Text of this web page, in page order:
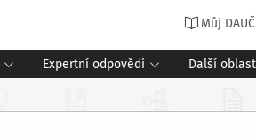
Můj DAUČ
Expertní odpovědi Další